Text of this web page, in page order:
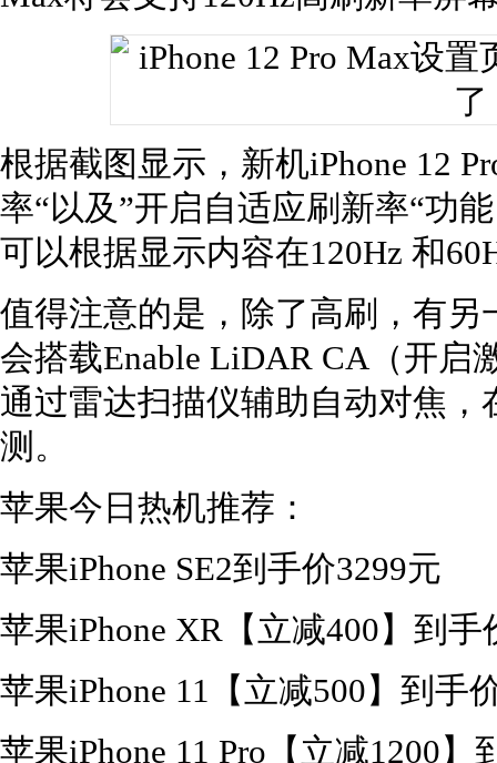
根据截图显示，新机iPhone 12
率“以及”开启自适应刷新率“功
可以根据显示内容在120Hz 和
值得注意的是，除了高刷，有另
会搭载Enable LiDAR CA（开启
通过雷达扫描仪辅助自动对焦
测。
苹果今日热机推荐：
苹果iPhone SE2到手价3299元
苹果iPhone XR【立减400】到手
苹果iPhone 11【立减500】到手
苹果iPhone 11 Pro【立减1200】